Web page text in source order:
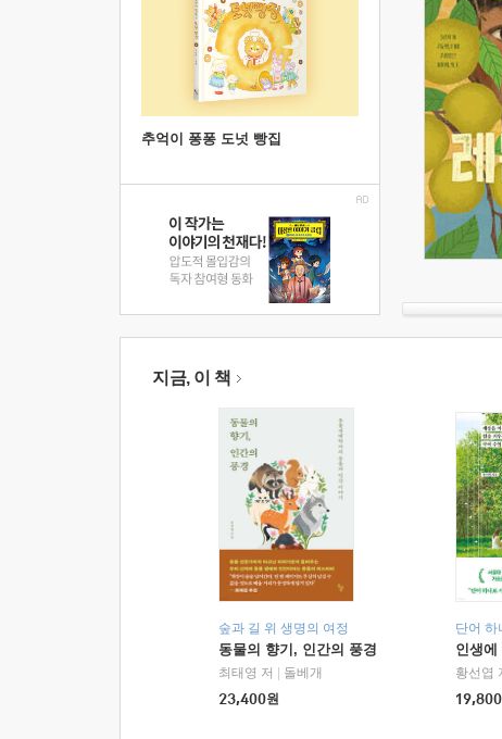
추억이 퐁퐁 도넛 빵집
지금, 이 책
숲과 길 위 생명의 여정
동물의 향기, 인간의 풍경
최태영 저
돌베개
23,400원
단어 하
인생
황선엽
19,800